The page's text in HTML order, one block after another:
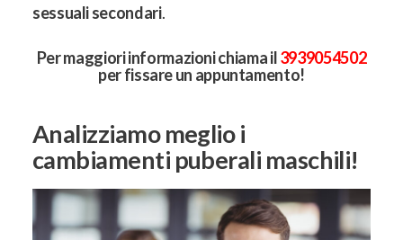
sessuali secondari.
Per maggiori informazioni chiama il3939054502
per fissare un appuntamento!
Analizziamo meglio i
cambiamenti puberali maschili!